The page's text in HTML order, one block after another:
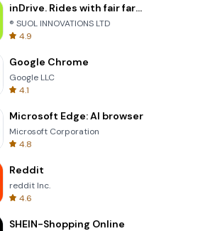
inDrive. Rides with fair fares
® SUOL INNOVATIONS LTD
4.9
Google Chrome
Google LLC
4.1
Microsoft Edge: AI browser
Microsoft Corporation
4.8
Reddit
reddit Inc.
4.6
SHEIN-Shopping Online